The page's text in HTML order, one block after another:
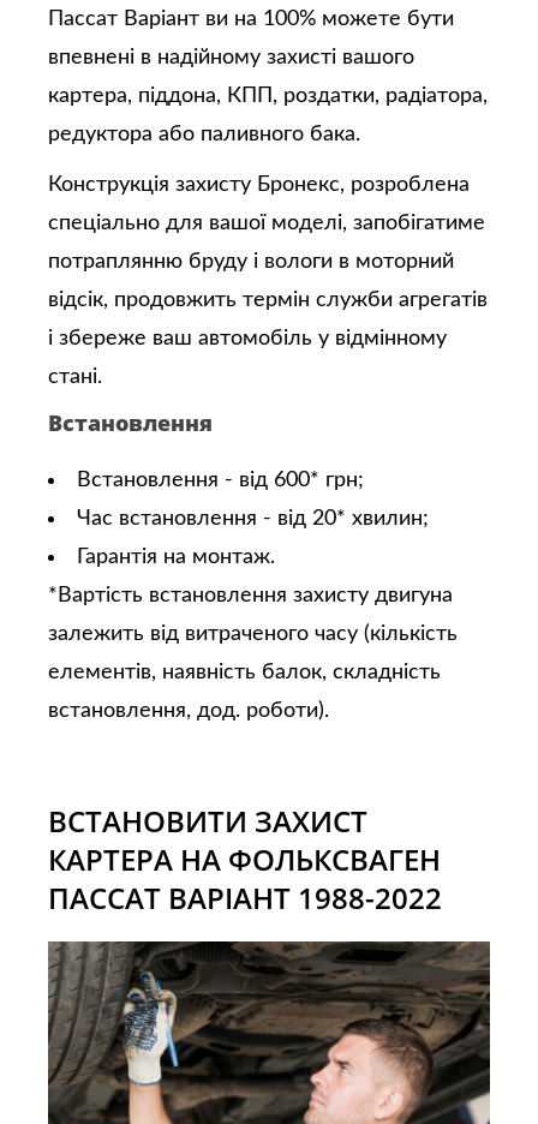
ВСТАНОВИТИ ЗАХИСТ
КАРТЕРА НА ФОЛЬКСВАГЕН
ПАССАТ ВАРІАНТ 1988-2022
Пассат Варіант ви на 100% можете бути
впевнені в надійному захисті вашого
картера, піддона, КПП, роздатки, радіатора,
редуктора або паливного бака.
Конструкція захисту Бронекс, розроблена
спеціально для вашої моделі, запобігатиме
потраплянню бруду і вологи в моторний
відсік, продовжить термін служби агрегатів
і збереже ваш автомобіль у відмінному
стані.
Встановлення
Встановлення - від 600* грн;
Час встановлення - від 20* хвилин;
Гарантія на монтаж.
*Вартість встановлення захисту двигуна
залежить від витраченого часу (кількість
елементів, наявність балок, складність
встановлення, дод. роботи).